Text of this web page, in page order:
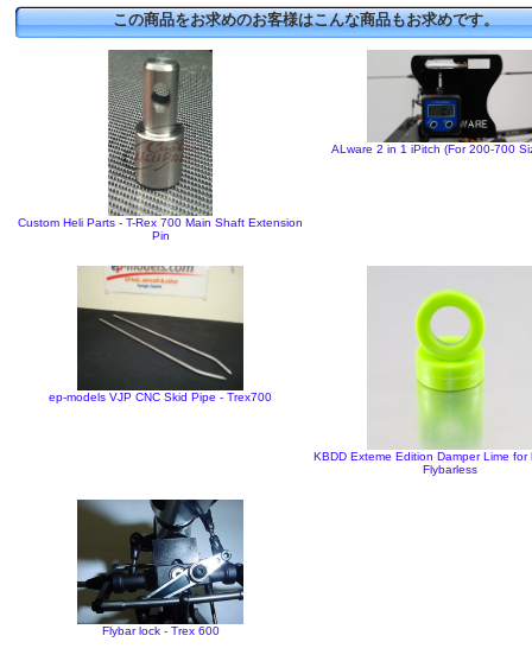
この商品をお求めのお客様はこんな商品もお求めです。
Custom Heli Parts - T-Rex 700 Main Shaft Extension
Pin
ALware 2 in 1 iPitch (For 200-700
ep-models VJP CNC Skid Pipe - Trex700
KBDD Exteme Edition Damper Lime for
Flybarless
Flybar lock - Trex 600